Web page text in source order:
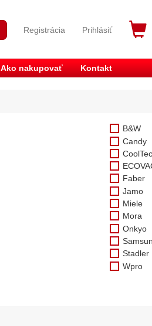
Registrácia Prihlásiť
Ako nakupovať Kontakt
B&W
Candy
Faber
Jamo
Miele
Mora
Onkyo
Stadler
Wpro